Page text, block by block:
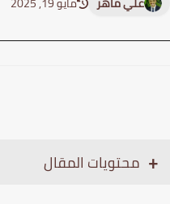
محتويات المقال